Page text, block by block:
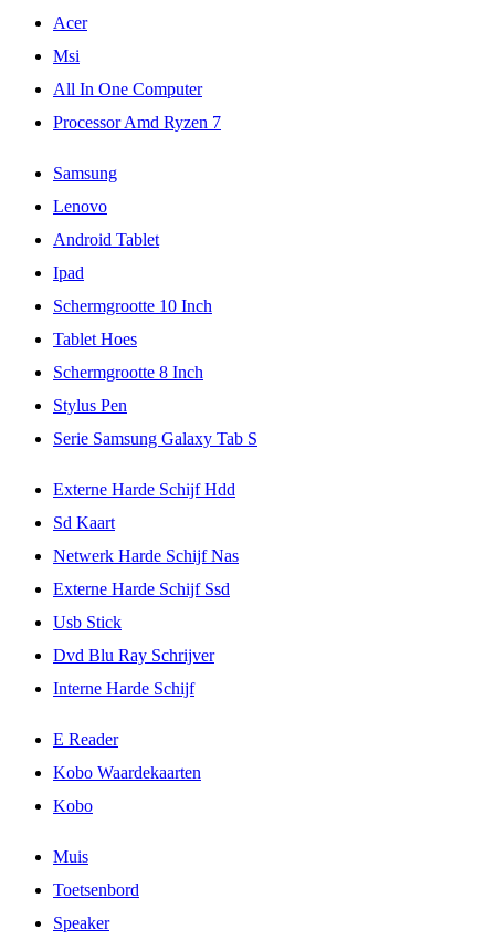
Acer
Msi
All In One Computer
Processor Amd Ryzen 7
Samsung
Lenovo
Android Tablet
Ipad
Schermgrootte 10 Inch
Tablet Hoes
Schermgrootte 8 Inch
Stylus Pen
Serie Samsung Galaxy Tab S
Externe Harde Schijf Hdd
Sd Kaart
Netwerk Harde Schijf Nas
Externe Harde Schijf Ssd
Usb Stick
Dvd Blu Ray Schrijver
Interne Harde Schijf
E Reader
Kobo Waardekaarten
Kobo
Muis
Toetsenbord
Speaker